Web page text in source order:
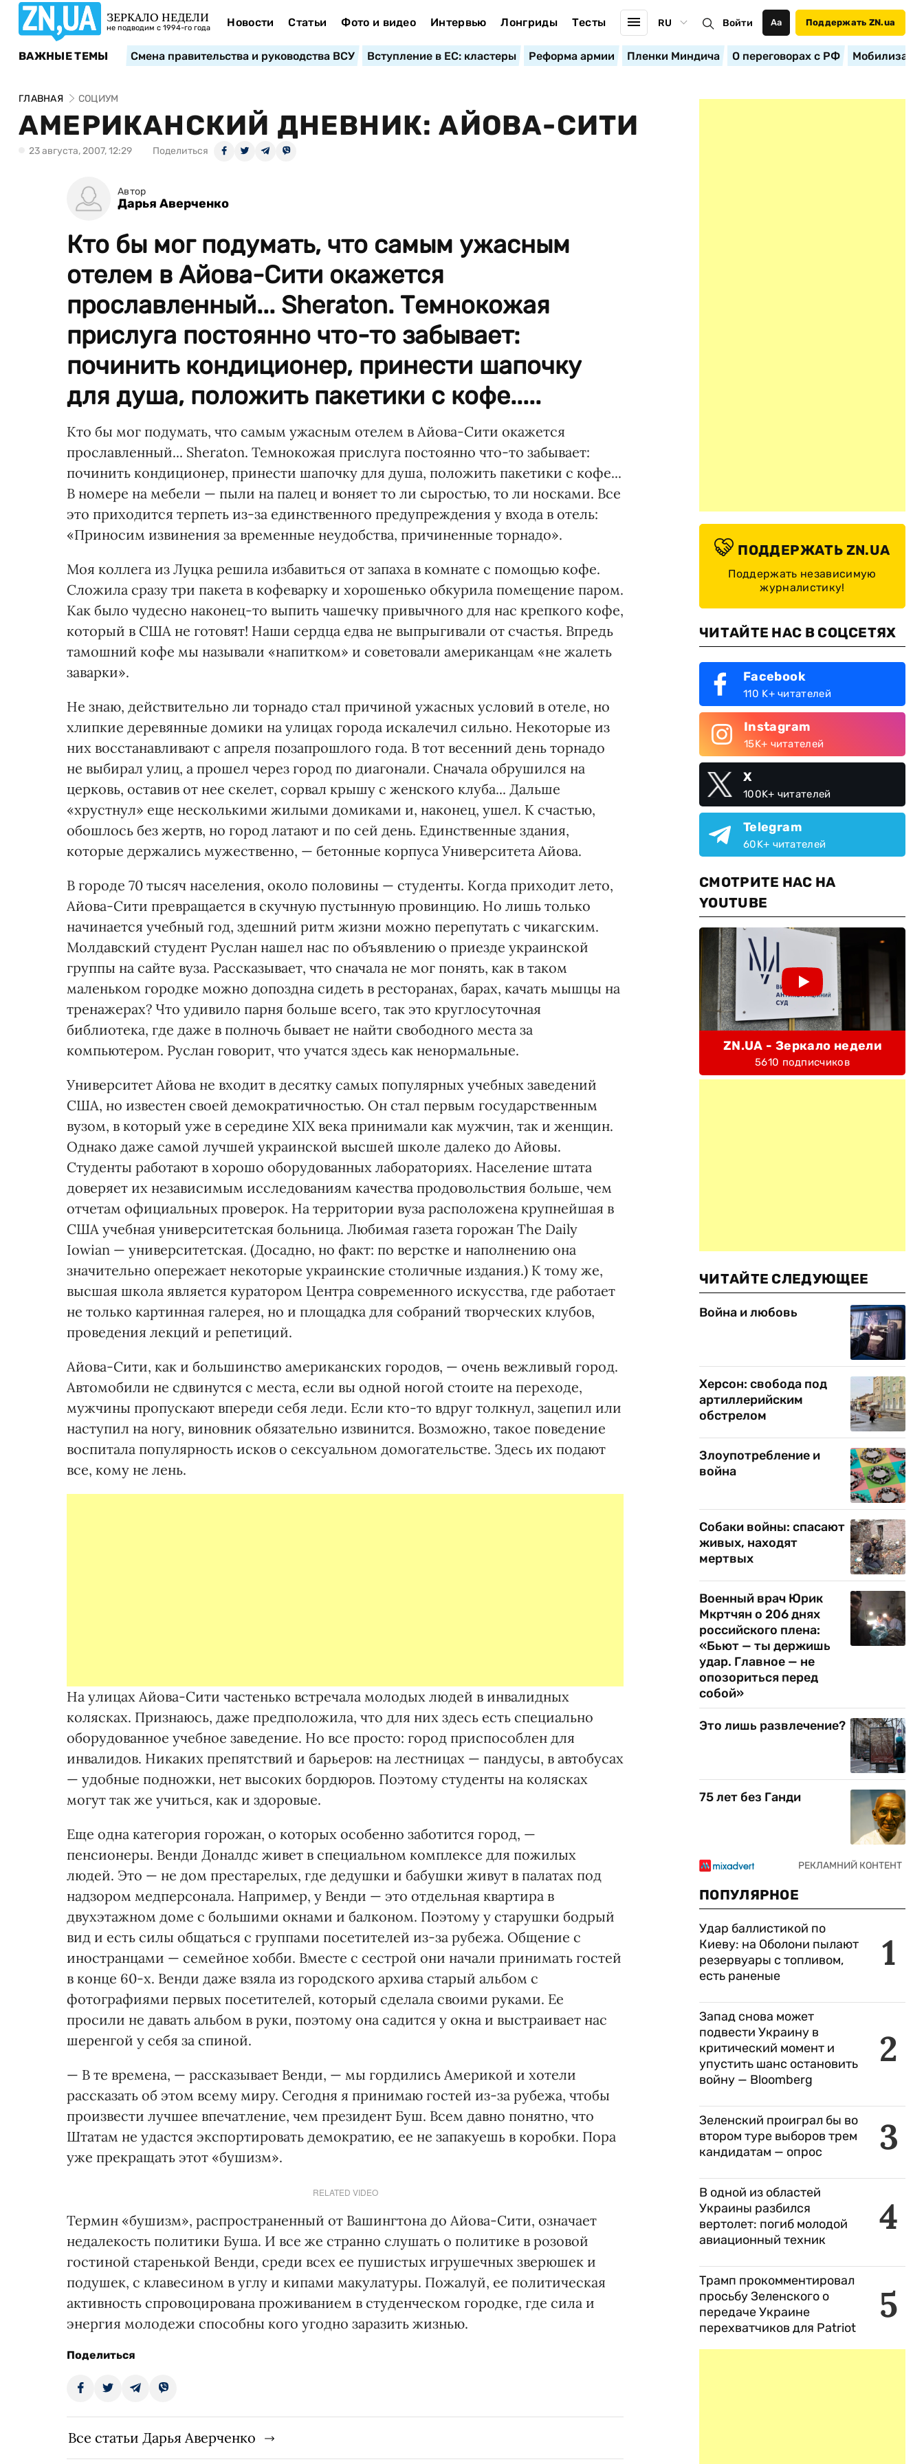
ЗЕРКАЛО НЕДЕЛИ
не подводим с 1994-го года Новости Статьи Фото и видео Интервью Лонгриды Тесты RU Войти Аа Поддержать ZN.ua
ВАЖНЫЕ ТЕМЫ Смена правительства и руководства ВСУ Вступление в ЕС: кластеры Реформа армии Пленки Миндича О переговорах с РФ
ГЛАВНАЯ СОЦИУМ
АМЕРИКАНСКИЙ ДНЕВНИК: АЙОВА-CИТИ
23 августа, 2007, 12:29 Поделиться
Автор
Дарья Аверченко
Кто бы мог подумать, что самым ужасным
отелем в Айова-Сити окажется
прославленный... Sheraton. Темнокожая
прислуга постоянно что-то забывает:
починить кондиционер, принести шапочку
для душа, положить пакетики с кофе.....
Кто бы мог подумать, что самым ужасным отелем в Айова-Сити окажется
прославленный... Sheraton. Темнокожая прислуга постоянно что-то забывает:
починить кондиционер, принести шапочку для душа, положить пакетики с кофе...
В номере на мебели — пыли на палец и воняет то ли сыростью, то ли носками. Все
это приходится терпеть из-за единственного предупреждения у входа в отель:
«Приносим извинения за временные неудобства, причиненные торнадо».
Моя коллега из Луцка решила избавиться от запаха в комнате с помощью кофе.
Сложила сразу три пакета в кофеварку и хорошенько обкурила помещение паром.
Как было чудесно наконец-то выпить чашечку привычного для нас крепкого кофе,
который в США не готовят! Наши сердца едва не выпрыгивали от счастья. Впредь
тамошний кофе мы называли «напитком» и советовали американцам «не жалеть
заварки».
Не знаю, действительно ли торнадо стал причиной ужасных условий в отеле, но
хлипкие деревянные домики на улицах города искалечил сильно. Некоторые из
них восстанавливают с апреля позапрошлого года. В тот весенний день торнадо
не выбирал улиц, а прошел через город по диагонали. Сначала обрушился на
церковь, оставив от нее скелет, сорвал крышу с женского клуба... Дальше
«хрустнул» еще несколькими жилыми домиками и, наконец, ушел. К счастью,
обошлось без жертв, но город латают и по сей день. Единственные здания,
которые дер­жались мужественно, — бетонные корпуса Университета Айова.
В городе 70 тысяч населения, около половины — студенты. Когда приходит лето,
Айова-Сити превращается в скучную пустынную провинцию. Но лишь только
начинается учебный год, здешний ритм жизни можно перепутать с чикагским.
Молдавский студент Руслан нашел нас по объявлению о приезде украинской
группы на сайте вуза. Рассказывает, что сначала не мог понять, как в таком
маленьком городке можно допоздна сидеть в ресторанах, барах, качать мышцы на
тренажерах? Что удивило парня больше всего, так это круглосуточная
библиотека, где даже в полночь бывает не найти свободного места за
компьютером. Руслан говорит, что учатся здесь как ненормальные.
Университет Айова не входит в десятку самых популярных учебных заведений
США, но известен своей демократичностью. Он стал первым государственным
вузом, в который уже в середине ХІХ века принимали как мужчин, так и женщин.
Однако даже самой лучшей украинской высшей школе далеко до Айовы.
Студенты работают в хорошо оборудованных лабораториях. Население штата
доверяет их независимым исследованиям качества продовольствия больше, чем
отчетам официальных проверок. На территории вуза расположена крупнейшая в
США учебная университетская больница. Любимая газета горожан The Daily
Iowian — университетская. (Досадно, но факт: по верстке и наполнению она
значительно опережает некоторые украинские столичные издания.) К тому же,
высшая школа является куратором Центра современного искусства, где работает
не только картинная галерея, но и площадка для собраний творческих клубов,
проведения лекций и репетиций.
Айова-Сити, как и большинство американских городов, — очень вежливый город.
Автомобили не сдвинутся с места, если вы одной ногой стоите на переходе,
мужчины пропускают впереди себя леди. Если кто-то вдруг толкнул, зацепил или
наступил на ногу, виновник обязательно извинится. Возможно, такое поведение
воспитала популярность исков о сексуальном домогательстве. Здесь их подают
все, кому не лень.
На улицах Айова-Сити частенько встречала молодых людей в инвалидных
колясках. Признаюсь, даже предположила, что для них здесь есть специально
оборудованное учебное заведение. Но все просто: город приспособлен для
инвалидов. Никаких препятствий и барьеров: на лестницах — пандусы, в автобусах
— удобные подножки, нет высоких бордюров. Поэтому студенты на колясках
могут так же учиться, как и здоровые.
Еще одна категория горожан, о которых особенно заботится город, —
пенсионеры. Венди Доналдс живет в специальном комплексе для пожилых
людей. Это — не дом престарелых, где дедушки и бабушки живут в палатах под
надзором медперсонала. Например, у Венди — это отдельная квартира в
двухэтажном доме с большими окнами и балконом. Поэтому у старушки бодрый
вид и есть силы общаться с группами посетителей из-за рубежа. Общение с
иностранцами — семейное хобби. Вместе с сестрой они начали принимать гостей
в конце 60-х. Венди даже взяла из городского архива старый альбом с
фотографиями первых посетителей, который сделала своими руками. Ее
просили не давать альбом в руки, поэтому она садится у окна и выстраивает нас
шеренгой у себя за спиной.
— В те времена, — рассказывает Венди, — мы гордились Америкой и хотели
рассказать об этом всему миру. Сегодня я принимаю гостей из-за рубежа, чтобы
произвести лучшее впечатление, чем президент Буш. Всем давно понятно, что
Штатам не удастся экспортировать демократию, ее не запакуешь в коробки. Пора
уже прекращать этот «бушизм».
RELATED VIDEO
Термин «бушизм», распространенный от Вашингтона до Айова-Сити, означает
недалекость политики Буша. И все же странно слушать о политике в розовой
гостиной старенькой Венди, среди всех ее пушистых игрушечных зверюшек и
подушек, с клавесином в углу и кипами макулатуры. Пожалуй, ее политическая
активность спровоцирована проживанием в студенческом городке, где сила и
энергия молодежи способны кого угодно заразить жизнью.
Поделиться
Все статьи Дарья Аверченко
ПОДДЕРЖАТЬ ZN.UA
Поддержать независимую
журналистику!
ЧИТАЙТЕ НАС В СОЦСЕТЯХ
Facebook
110 K+ читателей
Instagram
15K+ читателей
X
100K+ читателей
Telegram
60K+ читателей
СМОТРИТЕ НАС НА
YOUTUBE
ZN.UA - Зеркало недели
5610 подписчиков
ЧИТАЙТЕ СЛЕДУЮЩЕЕ
Война и любовь
Херсон: свобода под
артиллерийским
обстрелом
Злоупотребление и
война
Собаки войны: спасают
живых, находят
мертвых
Военный врач Юрик
Мкртчян о 206 днях
российского плена:
«Бьют — ты держишь
удар. Главное — не
опозориться перед
собой»
Это лишь развлечение?
75 лет без Ганди
ПОПУЛЯРНОЕ
1
Удар баллистикой по
Киеву: на Оболони пылают
резервуары с топливом,
есть раненые
2
Запад снова может
подвести Украину в
критический момент и
упустить шанс остановить
войну — Bloomberg
3
Зеленский проиграл бы во
втором туре выборов трем
кандидатам — опрос
4
В одной из областей
Украины разбился
вертолет: погиб молодой
авиационный техник
5
Трамп прокомментировал
просьбу Зеленского о
передаче Украине
перехватчиков для Patriot